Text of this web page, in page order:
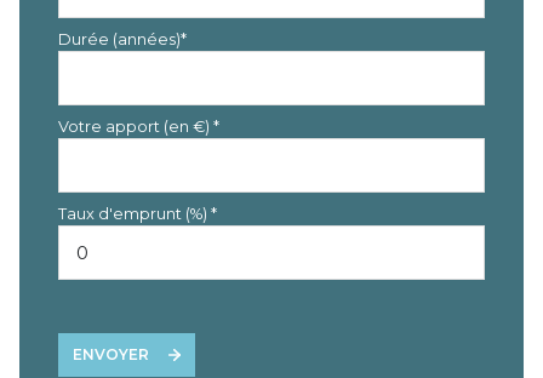
Durée (années)*
Votre apport (en €) *
Taux d'emprunt (%) *
ENVOYER